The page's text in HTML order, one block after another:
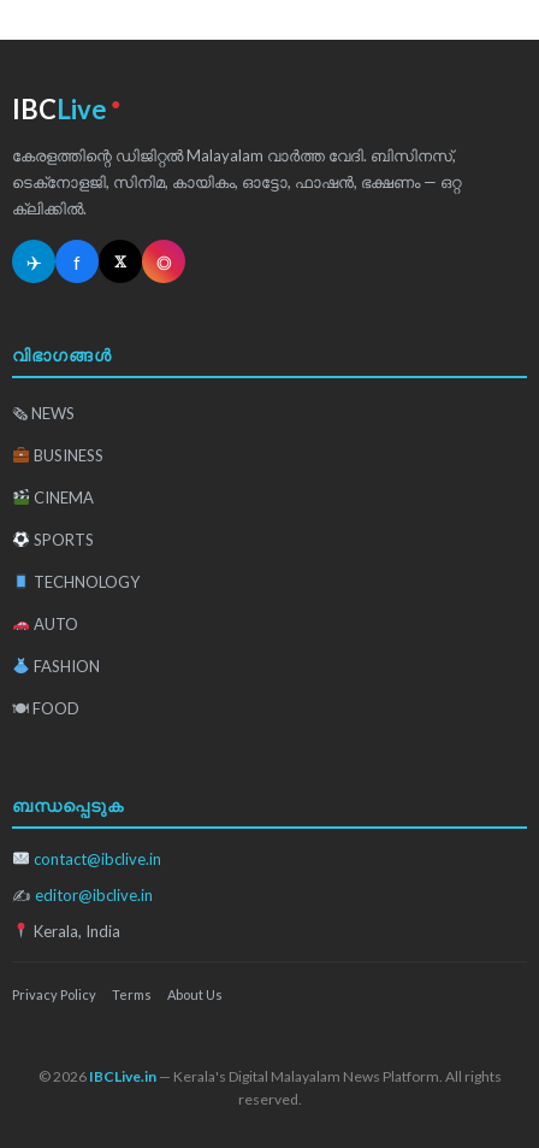
IBCLive ●
കേരളത്തിന്റെ ഡിജിറ്റൽ Malayalam വാർത്ത വേദി. ബിസിനസ്,
ടെക്‌നോളജി, സിനിമ, കായികം, ഓട്ടോ, ഫാഷൻ, ഭക്ഷണം — ഒറ്റ
ക്ലിക്കിൽ.
✈ f 𝕏 ◎
വിഭാഗങ്ങൾ
🗞 NEWS
BUSINESS
CINEMA
SPORTS
TECHNOLOGY
AUTO
FASHION
🍽 FOOD
ബന്ധപ്പെടുക
contact@ibclive.in
✍ editor@ibclive.in
Kerala, India
Privacy Policy Terms About Us
© 2026 IBCLive.in— Kerala's Digital Malayalam News Platform. All rights
reserved.